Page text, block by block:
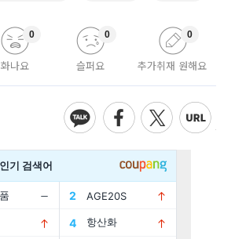
화나요
0
슬퍼요
0
추가취재 원해요
0